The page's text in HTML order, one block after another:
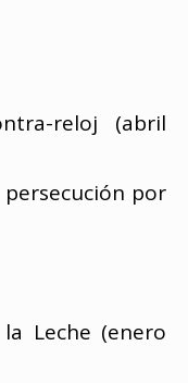
reloj (abril
por
Leche (enero